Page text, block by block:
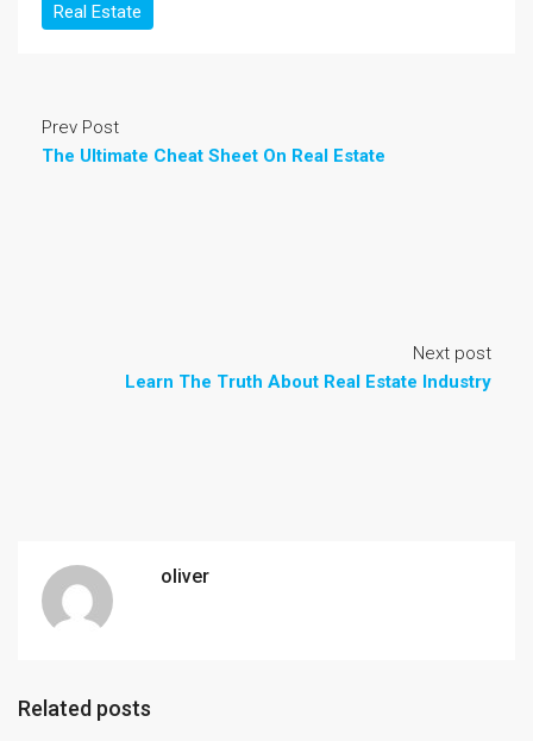
Real Estate
Prev Post
The Ultimate Cheat Sheet On Real Estate
Next post
Learn The Truth About Real Estate Industry
oliver
Related posts